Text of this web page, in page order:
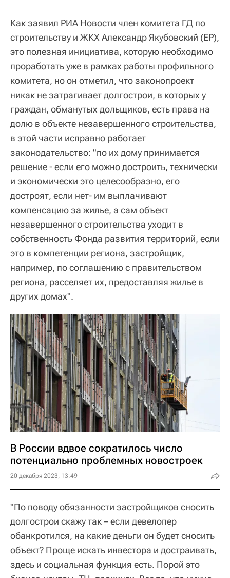
Как заявил РИА Новости член комитета ГД по
строительству и ЖКХ Александр Якубовский (ЕР),
это полезная инициатива, которую необходимо
проработать уже в рамках работы профильного
комитета, но он отметил, что законопроект
никак не затрагивает долгострои, в которых у
граждан, обманутых дольщиков, есть права на
долю в объекте незавершенного строительства,
в этой части исправно работает
законодательство: "по их дому принимается
решение - если его можно достроить, технически
и экономически это целесообразно, его
достроят, если нет- им выплачивают
компенсацию за жилье, а сам объект
незавершенного строительства уходит в
собственность Фонда развития территорий, если
это в компетенции региона, застройщик,
например, по соглашению с правительством
региона, расселяет их, предоставляя жилье в
других домах".
В России вдвое сократилось число
потенциально проблемных новостроек
20 декабря 2023, 13:49
"По поводу обязанности застройщиков сносить
долгострои скажу так – если девелопер
обанкротился, на какие деньги он будет сносить
объект? Проще искать инвестора и достраивать,
здесь и социальная функция есть. Порой это